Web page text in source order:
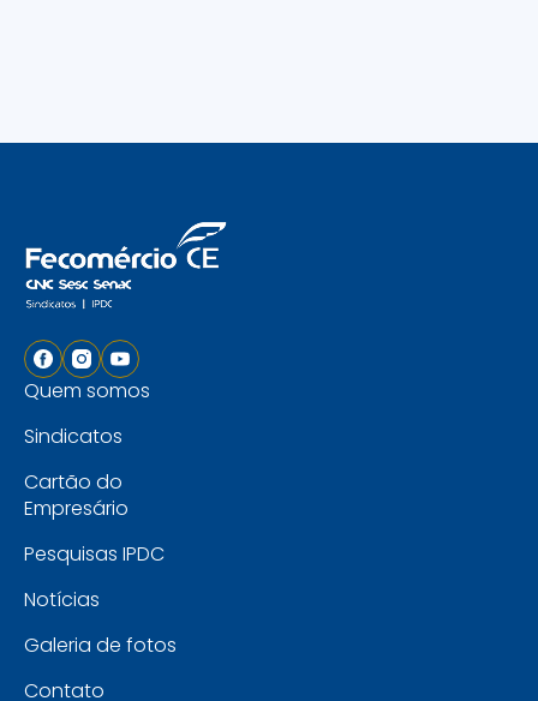
Quem somos
Sindicatos
Cartão do
Empresário
Pesquisas IPDC
Notícias
Galeria de fotos
Contato